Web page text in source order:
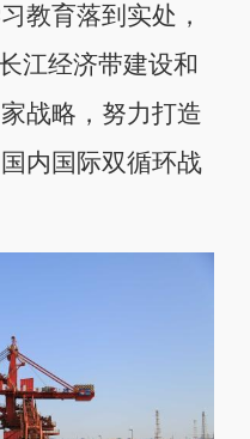
教育落到实处，
江经济带建设和
战略，努力打造
内国际双循环战